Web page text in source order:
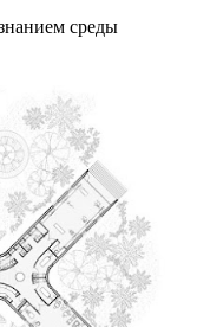
среды